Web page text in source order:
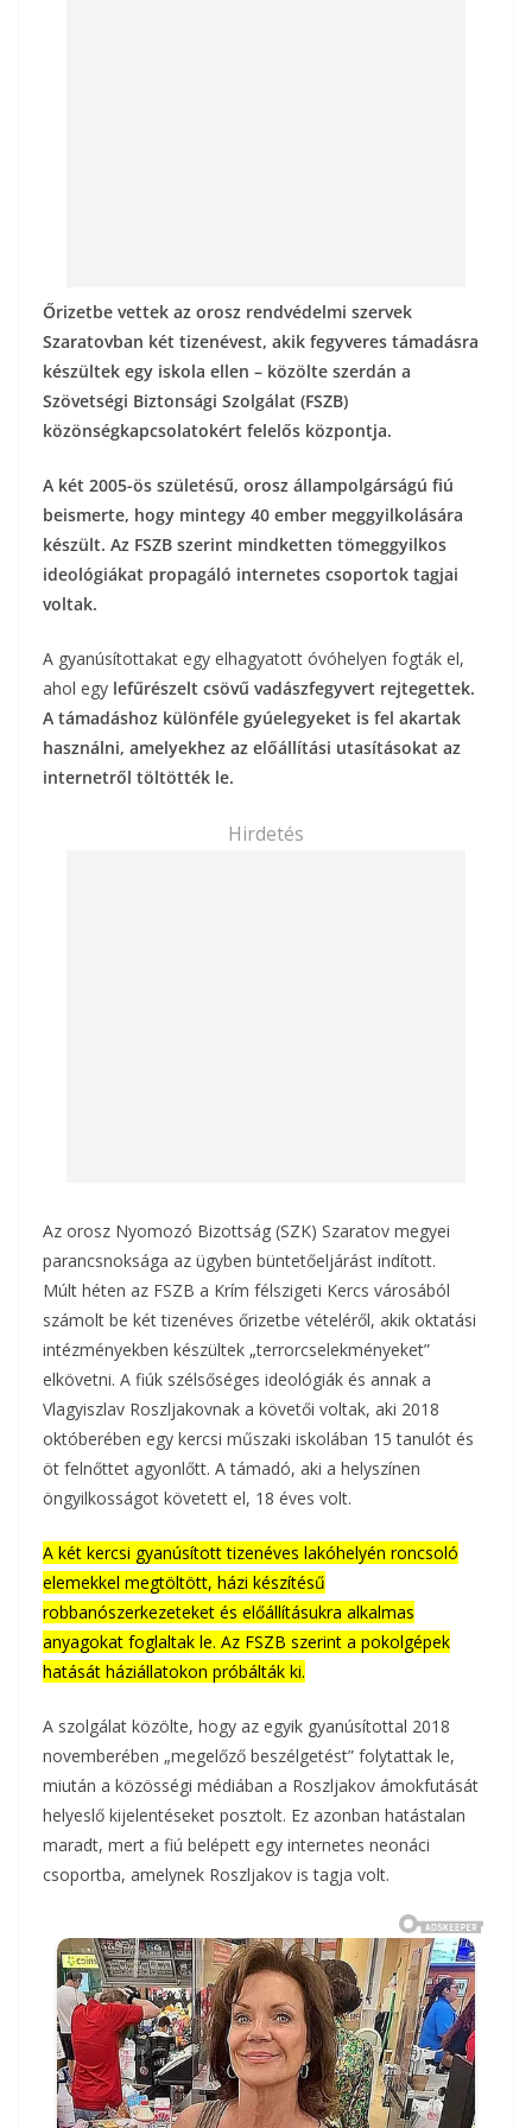
Őrizetbe vettek az orosz rendvédelmi szervek
Szaratovban két tizenévest, akik fegyveres támadásra
készültek egy iskola ellen – közölte szerdán a
Szövetségi Biztonsági Szolgálat (FSZB)
közönségkapcsolatokért felelős központja.
A két 2005-ös születésű, orosz állampolgárságú fiú
beismerte, hogy mintegy 40 ember meggyilkolására
készült. Az FSZB szerint mindketten tömeggyilkos
ideológiákat propagáló internetes csoportok tagjai
voltak.
A gyanúsítottakat egy elhagyatott óvóhelyen fogták el,
ahol egy lefűrészelt csövű vadászfegyvert rejtegettek.
A támadáshoz különféle gyúelegyeket is fel akartak
használni, amelyekhez az előállítási utasításokat az
internetről töltötték le.
Hirdetés
Az orosz Nyomozó Bizottság (SZK) Szaratov megyei
parancsnoksága az ügyben büntetőeljárást indított.
Múlt héten az FSZB a Krím félszigeti Kercs városából
számolt be két tizenéves őrizetbe vételéről, akik oktatási
intézményekben készültek „terrorcselekményeket”
elkövetni. A fiúk szélsőséges ideológiák és annak a
Vlagyiszlav Roszljakovnak a követői voltak, aki 2018
októberében egy kercsi műszaki iskolában 15 tanulót és
öt felnőttet agyonlőtt. A támadó, aki a helyszínen
öngyilkosságot követett el, 18 éves volt.
A két kercsi gyanúsított tizenéves lakóhelyén roncsoló
elemekkel megtöltött, házi készítésű
robbanószerkezeteket és előállításukra alkalmas
anyagokat foglaltak le. Az FSZB szerint a pokolgépek
hatását háziállatokon próbálták ki.
A szolgálat közölte, hogy az egyik gyanúsítottal 2018
novemberében „megelőző beszélgetést” folytattak le,
miután a közösségi médiában a Roszljakov ámokfutását
helyeslő kijelentéseket posztolt. Ez azonban hatástalan
maradt, mert a fiú belépett egy internetes neonáci
csoportba, amelynek Roszljakov is tagja volt.